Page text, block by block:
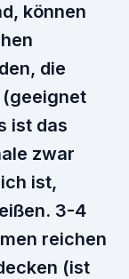
können
die
ist das
zwar
ist,
3-4
reichen
(ist